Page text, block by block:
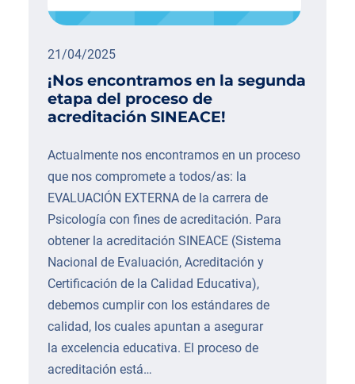
21/04/2025
¡Nos encontramos en la segunda
etapa del proceso de
acreditación SINEACE!
Actualmente nos encontramos en un proceso
que nos compromete a todos/as: la
EVALUACIÓN EXTERNA de la carrera de
Psicología con fines de acreditación. Para
obtener la acreditación SINEACE (Sistema
Nacional de Evaluación, Acreditación y
Certificación de la Calidad Educativa),
debemos cumplir con los estándares de
calidad, los cuales apuntan a asegurar
la excelencia educativa. El proceso de
acreditación está…